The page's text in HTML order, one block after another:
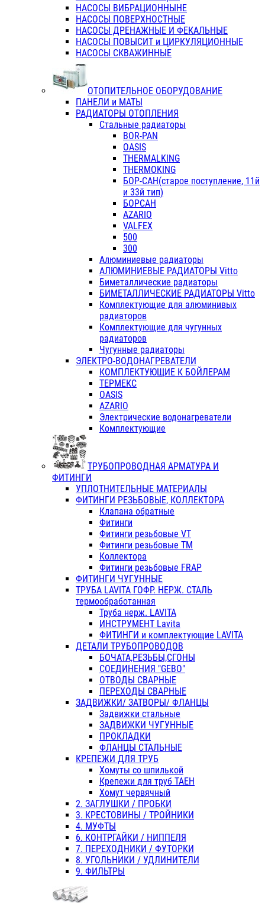
НАСОСЫ ВИБРАЦИОННЫНЕ
НАСОСЫ ПОВЕРХНОСТНЫЕ
НАСОСЫ ДРЕНАЖНЫЕ И ФЕКАЛЬНЫЕ
НАСОСЫ ПОВЫСИТ и ЦИРКУЛЯЦИОННЫЕ
НАСОСЫ СКВАЖИННЫЕ
ОТОПИТЕЛЬНОЕ ОБОРУДОВАНИЕ
ПАНЕЛИ и МАТЫ
РАДИАТОРЫ ОТОПЛЕНИЯ
Стальные радиаторы
BOR-PAN
OASIS
THERMALKING
THERMOKING
БОР-САН(старое поступление, 11й
и 33й тип)
БОРСАН
AZARIO
VALFEX
500
300
Алюминиевые радиаторы
АЛЮМИНИЕВЫЕ РАДИАТОРЫ Vitto
Биметаллические радиаторы
БИМЕТАЛЛИЧЕСКИЕ РАДИАТОРЫ Vitto
Комплектующие для алюминивых
радиаторов
Комплектующие для чугунных
радиаторов
Чугунные радиаторы
ЭЛЕКТРО-ВОДОНАГРЕВАТЕЛИ
КОМПЛЕКТУЮЩИЕ К БОЙЛЕРАМ
ТЕРМЕКС
OASIS
AZARIO
Электрические водонагреватели
Комплектующие
ТРУБОПРОВОДНАЯ АРМАТУРА И
ФИТИНГИ
УПЛОТНИТЕЛЬНЫЕ МАТЕРИАЛЫ
ФИТИНГИ РЕЗЬБОВЫЕ, КОЛЛЕКТОРА
Клапана обратные
Фитинги
Фитинги резьбовые VT
Фитинги резьбовые ТМ
Коллектора
Фитинги резьбовые FRAP
ФИТИНГИ ЧУГУННЫЕ
ТРУБА LAVITA ГОФР. НЕРЖ. СТАЛЬ
термообработанная
Труба нерж. LAVITA
ИНСТРУМЕНТ Lavita
ФИТИНГИ и комплектующие LAVITA
ДЕТАЛИ ТРУБОПРОВОДОВ
БОЧАТА,РЕЗЬБЫ,СГОНЫ
СОЕДИНЕНИЯ "GEBO"
ОТВОДЫ СВАРНЫЕ
ПЕРЕХОДЫ СВАРНЫЕ
ЗАДВИЖКИ/ ЗАТВОРЫ/ ФЛАНЦЫ
Задвижки стальные
ЗАДВИЖКИ ЧУГУННЫЕ
ПРОКЛАДКИ
ФЛАНЦЫ СТАЛЬНЫЕ
КРЕПЕЖИ ДЛЯ ТРУБ
Хомуты со шпилькой
Крепежи для труб ТАЕН
Хомут червячный
2. ЗАГЛУШКИ / ПРОБКИ
3. КРЕСТОВИНЫ / ТРОЙНИКИ
4. МУФТЫ
6. КОНТРГАЙКИ / НИППЕЛЯ
7. ПЕРЕХОДНИКИ / ФУТОРКИ
8. УГОЛЬНИКИ / УДЛИНИТЕЛИ
9. ФИЛЬТРЫ